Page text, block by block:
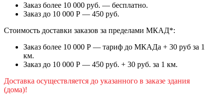
Заказ более 10 000 руб. — бесплатно.
Заказ до 10 000 Р — 450 руб.
Стоимость доставки заказов за пределами МКАД*:
Заказ более 10 000 Р — тариф до МКАДа + 30 руб за 1
км.
Заказ до 10 000 Р — 450 руб. + 30 руб. за 1 км.
Доставка осуществляется до указанного в заказе здания
(дома)!